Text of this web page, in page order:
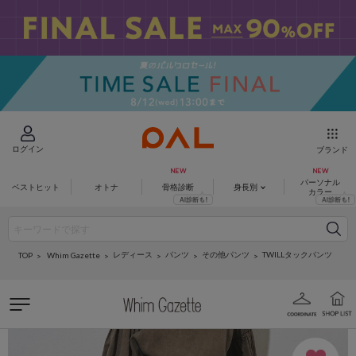
ログイン ブランド
ベストヒット オトナ 骨格診断 身長別
パーソナル
カラー
TOP Whim Gazette レディース パンツ その他パンツ TWILLタックパンツ